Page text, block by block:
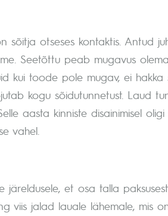
sõitja otseses kontaktis. Antud
Seetõttu peab mugavus
kui toode pole mugav, ei hakka
kogu sõidutunnetust. Laud
aasta kinniste disainimisel
vahel.
järeldusele, et osa talla
viis jalad lauale lähemale, mis